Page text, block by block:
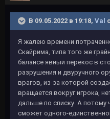
В 09.05.2022 в 19:18, Vаl
Я жалею времени
Скайрима, типа того же
балансе явный перекос в
разрушения и двуручного
врагов, из-за которой
вращается вокруг игрока,
дальше по списку. А потому
сможет одного-